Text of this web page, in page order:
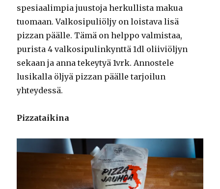
spesiaalimpia juustoja herkullista makua
tuomaan. Valkosipuliöljy on loistava lisä
pizzan päälle. Tämä on helppo valmistaa,
purista 4 valkosipulinkynttä 1dl oliiviöljyn
sekaan ja anna tekeytyä 1vrk. Annostele
lusikalla öljyä pizzan päälle tarjoilun
yhteydessä.
Pizzataikina